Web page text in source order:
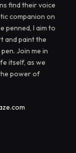
find their voice
companion on
penned, I aim to
and paint the
Join me in
itself, as we
power of